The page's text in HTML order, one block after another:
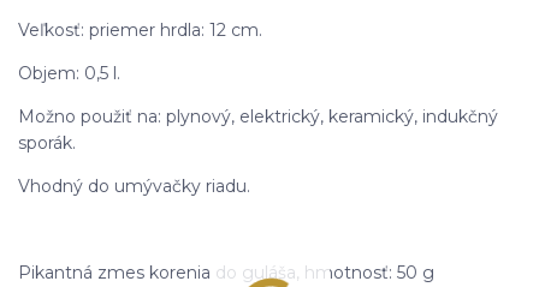
Veľkosť: priemer hrdla: 12 cm.
Objem: 0,5 l.
Možno použiť na: plynový, elektrický, keramický, indukčný
sporák.
Vhodný do umývačky riadu.
Pikantná zmes korenia do guláša, hmotnosť: 50 g